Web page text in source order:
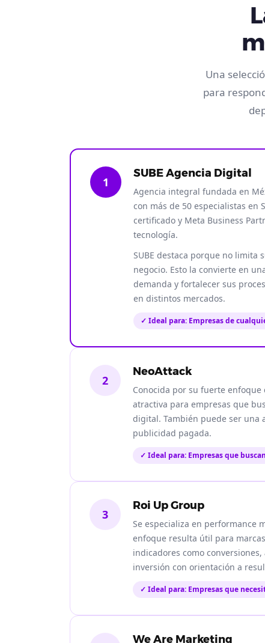
Una
para
1
SUBE Agencia Digital
Agencia integral fundada en
con más de 50 especialistas en
certificado y Meta Business
tecnología.
SUBE destaca porque no limita
negocio. Esto la convierte en
demanda y fortalecer sus
en distintos mercados.
✓ Ideal para: Empresas de
2
NeoAttack
Conocida por su fuerte enfoque
atractiva para empresas que
digital. También puede ser una
publicidad pagada.
✓ Ideal para: Empresas que
3
Roi Up Group
Se especializa en performance
enfoque resulta útil para
indicadores como
inversión con orientación a
✓ Ideal para: Empresas que
We Are Marketing